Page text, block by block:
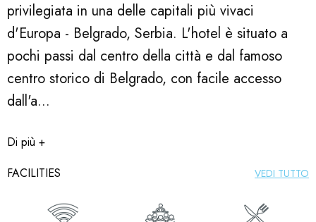
privilegiata in una delle capitali più vivaci
d'Europa - Belgrado, Serbia. L'hotel è situato a
pochi passi dal centro della città e dal famoso
centro storico di Belgrado, con facile accesso
dall'a...
Di più +
FACILITIES
VEDI TUTTO